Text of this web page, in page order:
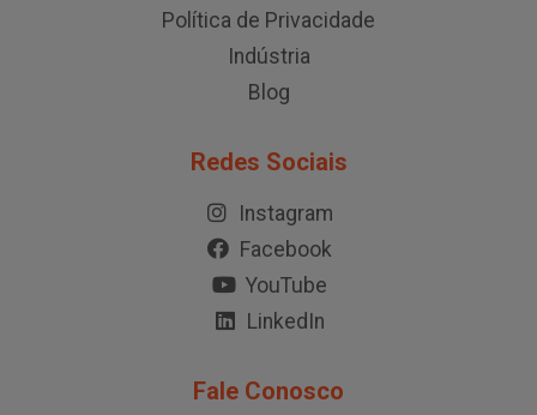
Política de Privacidade
Indústria
Blog
Redes Sociais
Instagram
Facebook
YouTube
LinkedIn
Fale Conosco